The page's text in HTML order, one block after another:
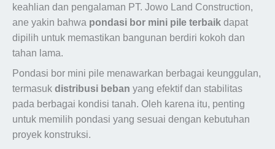
keahlian dan pengalaman PT. Jowo Land Construction,
ane yakin bahwa pondasi bor mini pile terbaik dapat
dipilih untuk memastikan bangunan berdiri kokoh dan
tahan lama.
Pondasi bor mini pile menawarkan berbagai keunggulan,
termasuk distribusi beban yang efektif dan stabilitas
pada berbagai kondisi tanah. Oleh karena itu, penting
untuk memilih pondasi yang sesuai dengan kebutuhan
proyek konstruksi.